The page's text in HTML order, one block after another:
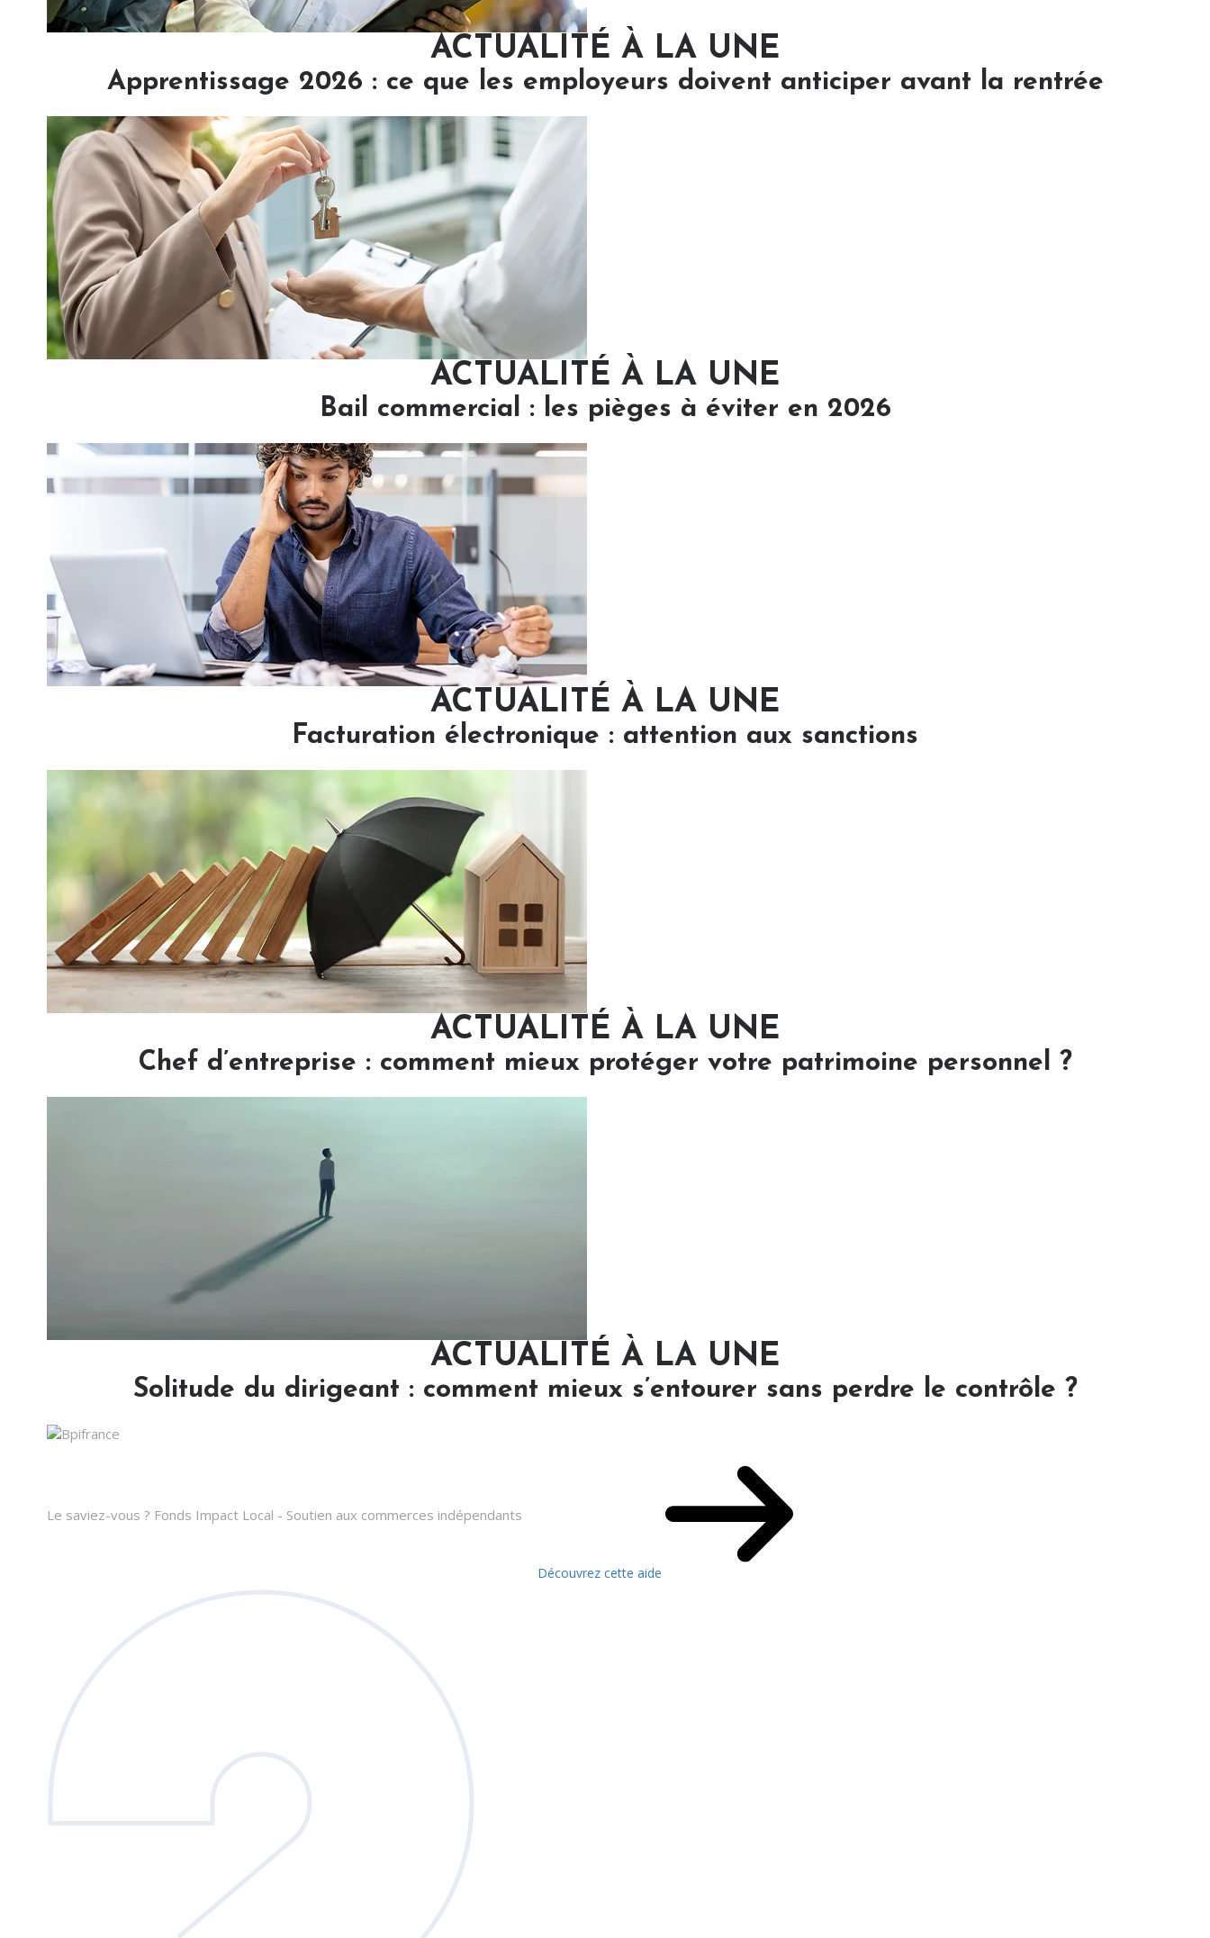
ACTUALITÉ À LA UNE
Apprentissage 2026 : ce que les employeurs doivent anticiper avant la rentrée
ACTUALITÉ À LA UNE
Bail commercial : les pièges à éviter en 2026
ACTUALITÉ À LA UNE
Facturation électronique : attention aux sanctions
ACTUALITÉ À LA UNE
Chef d’entreprise : comment mieux protéger votre patrimoine personnel ?
ACTUALITÉ À LA UNE
Solitude du dirigeant : comment mieux s’entourer sans perdre le contrôle ?
Le saviez-vous ? Fonds Impact Local - Soutien aux commerces indépendants
Découvrez cette aide